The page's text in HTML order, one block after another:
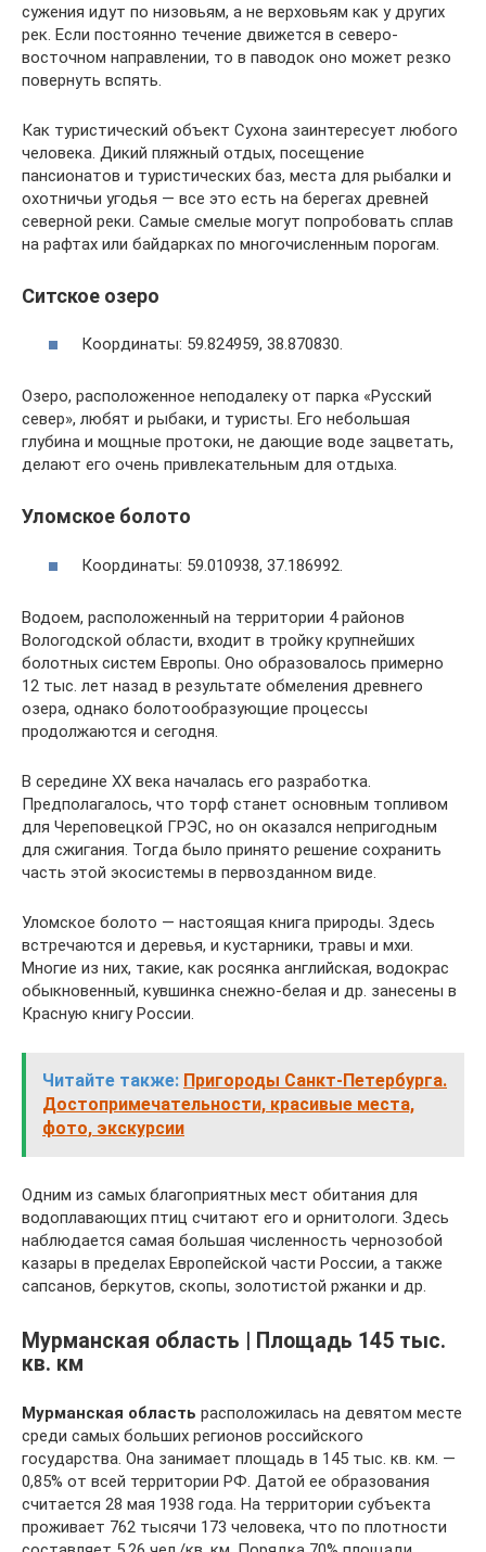
сужения идут по низовьям, а не верховьям как у других
рек. Если постоянно течение движется в северо-
восточном направлении, то в паводок оно может резко
повернуть вспять.
Как туристический объект Сухона заинтересует любого
человека. Дикий пляжный отдых, посещение
пансионатов и туристических баз, места для рыбалки и
охотничьи угодья — все это есть на берегах древней
северной реки. Самые смелые могут попробовать сплав
на рафтах или байдарках по многочисленным порогам.
Ситское озеро
Координаты: 59.824959, 38.870830.
Озеро, расположенное неподалеку от парка «Русский
север», любят и рыбаки, и туристы. Его небольшая
глубина и мощные протоки, не дающие воде зацветать,
делают его очень привлекательным для отдыха.
Уломское болото
Координаты: 59.010938, 37.186992.
Водоем, расположенный на территории 4 районов
Вологодской области, входит в тройку крупнейших
болотных систем Европы. Оно образовалось примерно
12 тыс. лет назад в результате обмеления древнего
озера, однако болотообразующие процессы
продолжаются и сегодня.
В середине XX века началась его разработка.
Предполагалось, что торф станет основным топливом
для Череповецкой ГРЭС, но он оказался непригодным
для сжигания. Тогда было принято решение сохранить
часть этой экосистемы в первозданном виде.
Уломское болото — настоящая книга природы. Здесь
встречаются и деревья, и кустарники, травы и мхи.
Многие из них, такие, как росянка английская, водокрас
обыкновенный, кувшинка снежно-белая и др. занесены в
Красную книгу России.
Читайте также: Пригороды Санкт-Петербурга.
Достопримечательности, красивые места,
фото, экскурсии
Одним из самых благоприятных мест обитания для
водоплавающих птиц считают его и орнитологи. Здесь
наблюдается самая большая численность чернозобой
казары в пределах Европейской части России, а также
сапсанов, беркутов, скопы, золотистой ржанки и др.
Мурманская область | Площадь 145 тыс.
кв. км
Мурманская область расположилась на девятом месте
среди самых больших регионов российского
государства. Она занимает площадь в 145 тыс. кв. км. —
0,85% от всей территории РФ. Датой ее образования
считается 28 мая 1938 года. На территории субъекта
проживает 762 тысячи 173 человека, что по плотности